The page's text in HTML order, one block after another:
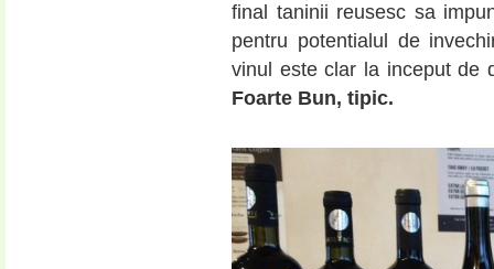
final taninii reusesc sa
pentru potentialul de
vinul este clar la inceput de
Foarte Bun, tipic.